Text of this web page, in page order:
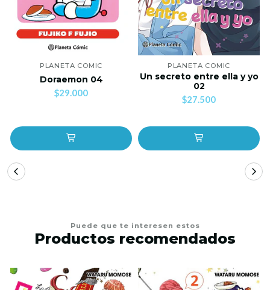
PLANETA COMIC
Doraemon 04
$29.000
PLANETA COMIC
Un secreto entre ella y yo
02
$27.500
Puede que te interesen estos
Productos recomendados